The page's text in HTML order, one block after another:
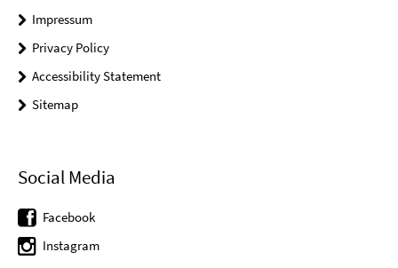
Impressum
Privacy Policy
Accessibility Statement
Sitemap
Social Media
Facebook
Instagram